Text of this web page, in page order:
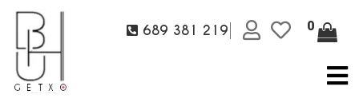
BHUGETXO ATELIER A
Alangobarri Kalea 10
CONTACTO 0
689 381 219